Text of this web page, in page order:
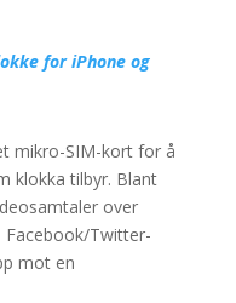
for iPhone og
mikro-SIM-kort for å
klokka tilbyr. Blant
over
Twitter-
mot en